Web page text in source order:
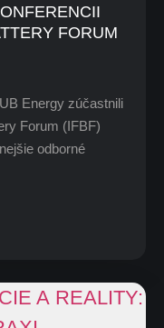
FORUM
Energy zúčastnili
Forum (IFBF)
odborné